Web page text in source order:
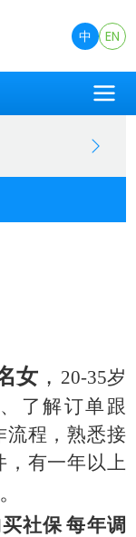
中 EN
女 ， 20-35岁
、了解订单跟
流程，熟悉接
， 有一年以上
。
社保每年调